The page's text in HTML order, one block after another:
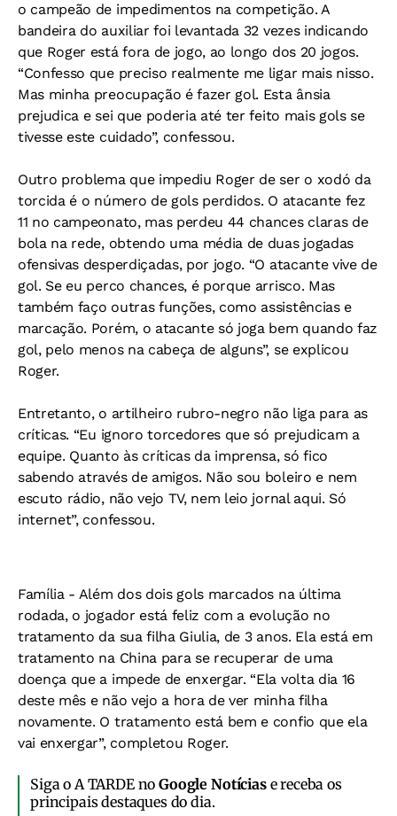
o campeão de impedimentos na competição. A
bandeira do auxiliar foi levantada 32 vezes indicando
que Roger está fora de jogo, ao longo dos 20 jogos.
“Confesso que preciso realmente me ligar mais nisso.
Mas minha preocupação é fazer gol. Esta ânsia
prejudica e sei que poderia até ter feito mais gols se
tivesse este cuidado”, confessou.
Outro problema que impediu Roger de ser o xodó da
torcida é o número de gols perdidos. O atacante fez
11 no campeonato, mas perdeu 44 chances claras de
bola na rede, obtendo uma média de duas jogadas
ofensivas desperdiçadas, por jogo. “O atacante vive de
gol. Se eu perco chances, é porque arrisco. Mas
também faço outras funções, como assistências e
marcação. Porém, o atacante só joga bem quando faz
gol, pelo menos na cabeça de alguns”, se explicou
Roger.
Entretanto, o artilheiro rubro-negro não liga para as
críticas. “Eu ignoro torcedores que só prejudicam a
equipe. Quanto às críticas da imprensa, só fico
sabendo através de amigos. Não sou boleiro e nem
escuto rádio, não vejo TV, nem leio jornal aqui. Só
internet”, confessou.
Família - Além dos dois gols marcados na última
rodada, o jogador está feliz com a evolução no
tratamento da sua filha Giulia, de 3 anos. Ela está em
tratamento na China para se recuperar de uma
doença que a impede de enxergar. “Ela volta dia 16
deste mês e não vejo a hora de ver minha filha
novamente. O tratamento está bem e confio que ela
vai enxergar”, completou Roger.
Siga o A TARDE noGoogle Notíciase receba os
principais destaques do dia.